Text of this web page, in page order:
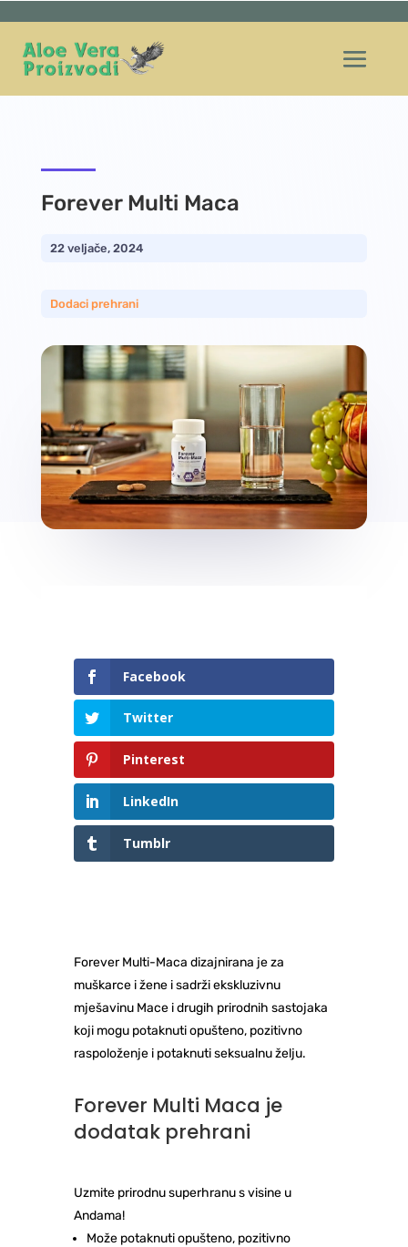
Forever Multi Maca
22 veljače, 2024
Dodaci prehrani
Facebook
Twitter
Pinterest
LinkedIn
Tumblr
Forever Multi-Maca dizajnirana je za
muškarce i žene i sadrži ekskluzivnu
mješavinu Mace i drugih prirodnih sastojaka
koji mogu potaknuti opušteno, pozitivno
raspoloženje i potaknuti seksualnu želju.
Forever Multi Maca je
dodatak prehrani
Uzmite prirodnu superhranu s visine u
Andama!
Može potaknuti opušteno, pozitivno